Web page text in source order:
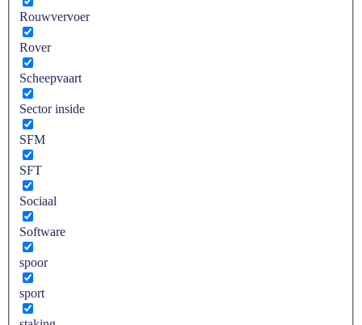
Rouwvervoer
Rover
Scheepvaart
Sector inside
SFM
SFT
Sociaal
Software
spoor
sport